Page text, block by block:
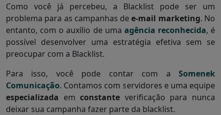
Como você já percebeu, a Blacklist pode ser um
problema para as campanhas dee-mail marketing. No
entanto, com o auxílio de uma agência reconhecida, é
possível desenvolver uma estratégia efetiva sem se
preocupar com a Blacklist.
Para isso, você pode contar com a Somenek
Comunicação. Contamos com servidores e uma equipe
especializada emconstante verificação para nunca
deixar sua campanha fazer parte da blacklist.